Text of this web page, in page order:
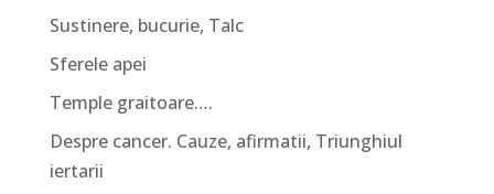
Sustinere, bucurie, Talc
Sferele apei
Temple graitoare….
Despre cancer. Cauze, afirmatii, Triunghiul
iertarii